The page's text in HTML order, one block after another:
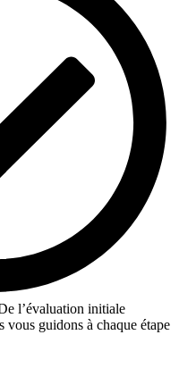
l’évaluation initiale
vous guidons à chaque étape